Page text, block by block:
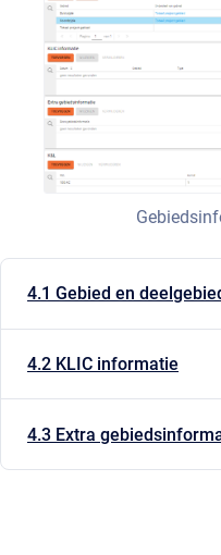
4.1 Gebied en
4.2 KLIC informatie
4.3 Extra